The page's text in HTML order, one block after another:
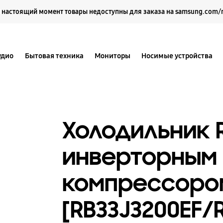
настоящий момент товары недоступны для заказа на samsung.com/
Бытовая техника Мониторы Носимые устройства
Холодильник
инверторным
[RB33J3200EF/